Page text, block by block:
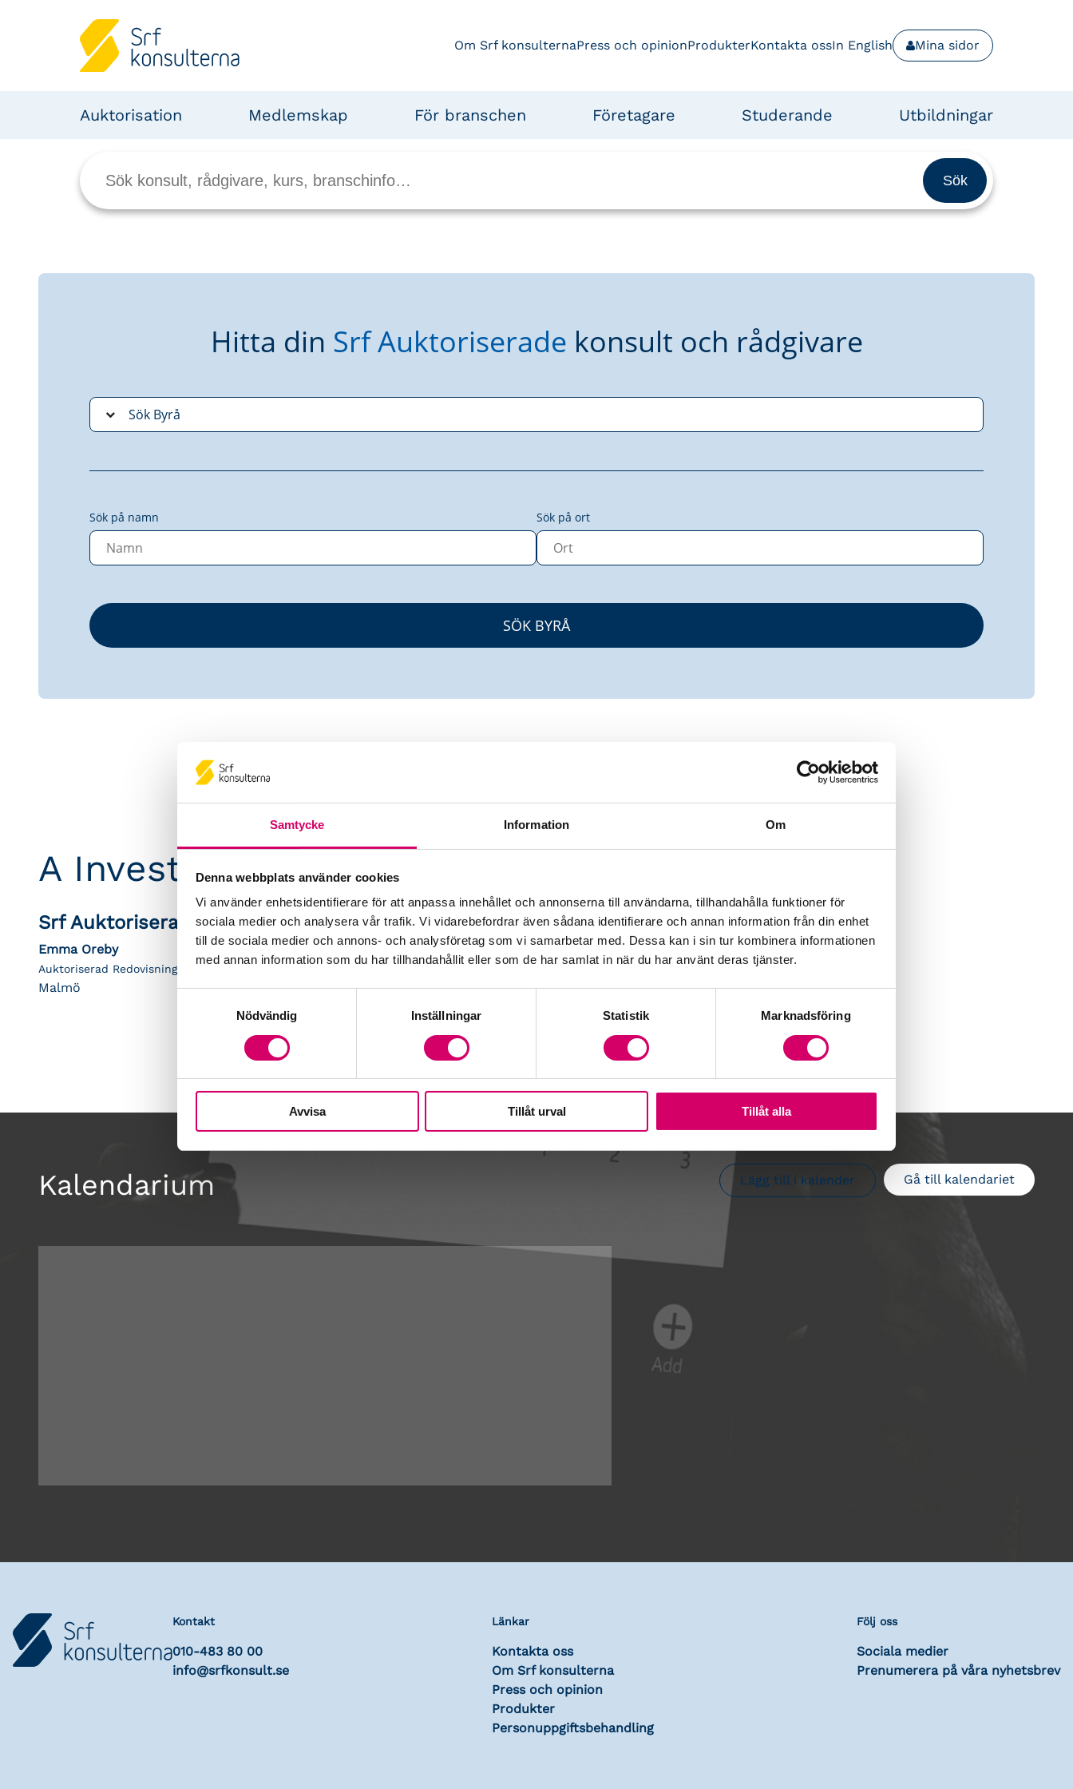
Samtycke Information Om
Denna webbplats använder cookies
Vi använder enhetsidentifierare för att anpassa innehållet och annonserna till användarna, tillhandahålla funktioner för
sociala medier och analysera vår trafik. Vi vidarebefordrar även sådana identifierare och annan information från din enhet
till de sociala medier och annons- och analysföretag som vi samarbetar med. Dessa kan i sin tur kombinera informationen
med annan information som du har tillhandahållit eller som de har samlat in när du har använt deras tjänster.
Nödvändig
Inställningar Statistik Marknadsföring
Avvisa Tillåt urval Tillåt alla
Om Srf konsulternaPress och opinionProdukterKontakta ossIn English Mina sidor
Auktorisation Medlemskap För branschen Företagare Studerande Utbildningar
Hitta din Srf Auktoriserade konsult och rådgivare
Sök på namn Sök på ort
A Invest & Consulting AB
Srf Auktoriserade konsulter
Emma Oreby
Auktoriserad Redovisningskonsult
Malmö
Webbadress
ainvestconsulting.se
Kalendarium Gå till kalendariet
Lägg till i kalender
Kontakt
010-483 80 00
info@srfkonsult.se
Länkar
Kontakta oss
Om Srf konsulterna
Press och opinion
Produkter
Personuppgiftsbehandling
Följ oss
Sociala medier
Prenumerera på våra nyhetsbrev